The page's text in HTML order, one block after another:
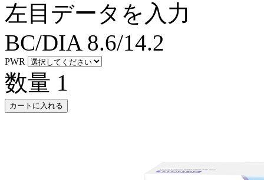
左目データを入力
BC/DIA 8.6/14.2
PWR
数量 1
カートに入れる